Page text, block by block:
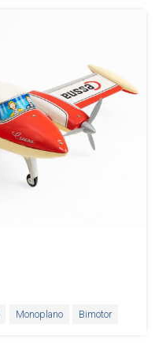
Monoplano Bimotor